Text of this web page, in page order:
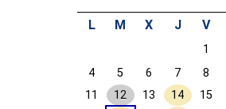
L M X J V
1
4
5 6 7 8
11
12 13 14 15